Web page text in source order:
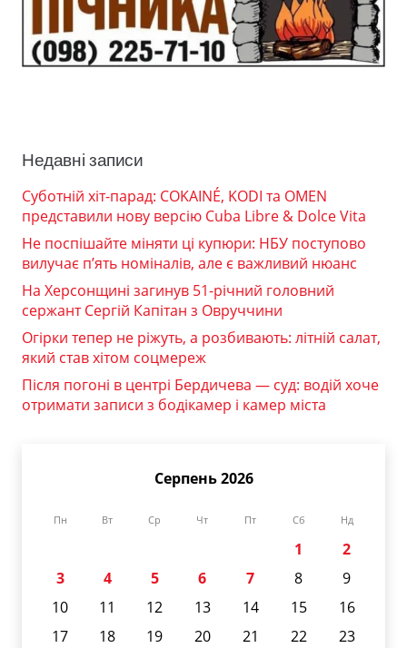
Недавні записи
Суботній хіт-парад: COKAINÉ, KODI та OMEN
представили нову версію Cuba Libre & Dolce Vita
Не поспішайте міняти ці купюри: НБУ поступово
вилучає п’ять номіналів, але є важливий нюанс
На Херсонщині загинув 51-річний головний
сержант Сергій Капітан з Овруччини
Огірки тепер не ріжуть, а розбивають: літній салат,
який став хітом соцмереж
Після погоні в центрі Бердичева — суд: водій хоче
отримати записи з бодікамер і камер міста
Серпень 2026
Пн Вт Ср Чт Пт Сб Нд
1
2
3
4 5 6 7 8
9
10
11 12 13 14 15
16
17
18 19 20 21 22
23